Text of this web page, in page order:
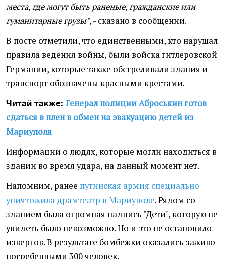
места, где могут быть раненые, гражданские или
гуманитарные грузы", - сказано в сообщении.
В посте отметили, что единственными, кто нарушал
правила ведения войны, были войска гитлеровской
Германии, которые также обстреливали здания и
транспорт обозначены красными крестами.
Читай также: Генерал полиции Аброськин готов
сдаться в плен в обмен на эвакуацию детей из
Мариуполя
Информации о людях, которые могли находиться в
здании во время удара, на данный момент нет.
Напомним, ранее путинская армия специально
уничтожила драмтеатр в Мариуполе. Рядом со
зданием была огромная надпись "Дети", которую не
увидеть было невозможно. Но и это не остановило
извергов. В результате бомбежки оказались заживо
погребенными 300 человек.